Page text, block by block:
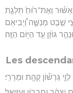
וְאֶת־ר֙וּחַ֙ תִּלְּגַ֤ת
שֵׁ֣בֶט מְנַשֶּׁ֑ה וַ֠יְבִיאֵם
גּוֹזָ֔ן עַ֖ד הַיּ֥וֹם הַזֶּֽה׃
Les
לֵוִ֑י גֵּרְשׁ֕וֹן קְהָ֖ת וּמְרָרִֽי׃